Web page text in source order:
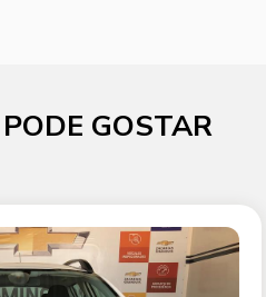
GOSTAR